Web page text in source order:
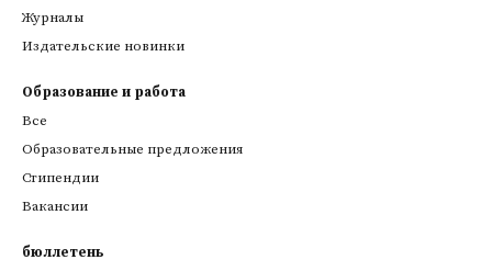
Журналы
Издательские новинки
Образование и работа
Все
Образовательные предложения
Стипендии
Вакансии
бюллетень